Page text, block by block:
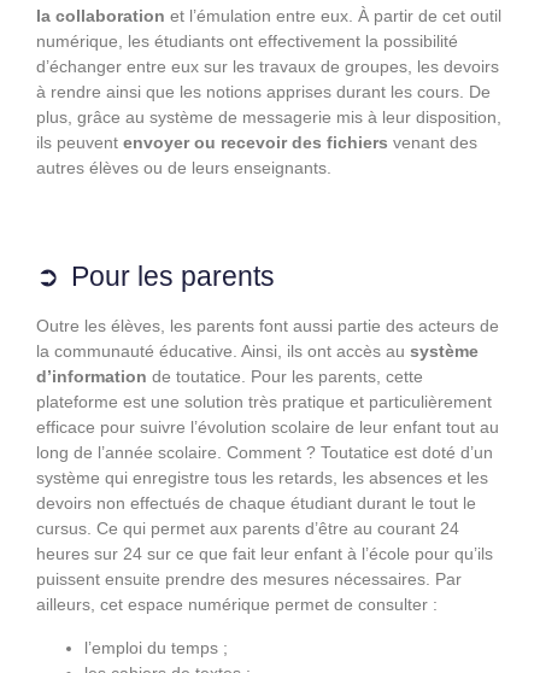
la collaboration et l’émulation entre eux. À partir de cet outil
numérique, les étudiants ont effectivement la possibilité
d’échanger entre eux sur les travaux de groupes, les devoirs
à rendre ainsi que les notions apprises durant les cours. De
plus, grâce au système de messagerie mis à leur disposition,
ils peuvent envoyer ou recevoir des fichiers venant des
autres élèves ou de leurs enseignants.
Pour les parents
Outre les élèves, les parents font aussi partie des acteurs de
la communauté éducative. Ainsi, ils ont accès au système
d’information de toutatice. Pour les parents, cette
plateforme est une solution très pratique et particulièrement
efficace pour suivre l’évolution scolaire de leur enfant tout au
long de l’année scolaire. Comment ? Toutatice est doté d’un
système qui enregistre tous les retards, les absences et les
devoirs non effectués de chaque étudiant durant le tout le
cursus. Ce qui permet aux parents d’être au courant 24
heures sur 24 sur ce que fait leur enfant à l’école pour qu’ils
puissent ensuite prendre des mesures nécessaires. Par
ailleurs, cet espace numérique permet de consulter :
l’emploi du temps ;